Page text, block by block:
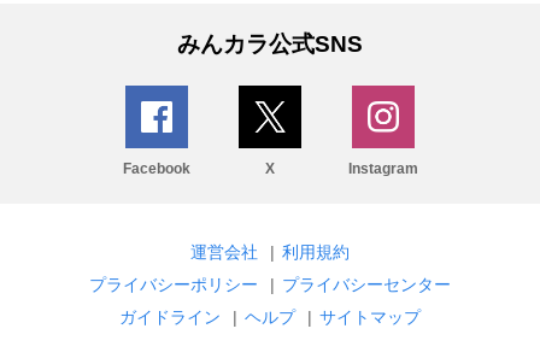
みんカラ公式SNS
Facebook X Instagram
運営会社 | 利用規約
プライバシーポリシー
| プライバシーセンター
ガイドライン
| ヘルプ | サイトマップ